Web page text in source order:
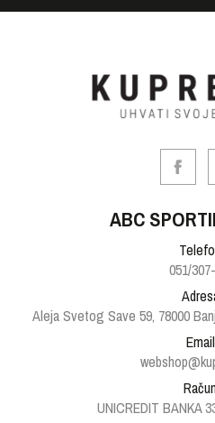
ABC
051/
Aleja Svetog Save 59, 78000
UNICREDIT BANKA